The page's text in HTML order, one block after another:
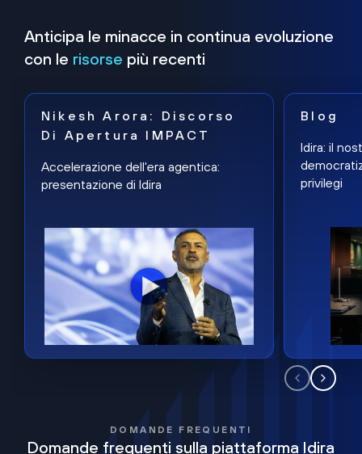
Anticipa le minacce in continua evoluzione
con le risorse più recenti
Nikesh Arora: Discorso
Di Apertura IMPACT
Accelerazione dell'era agentica:
presentazione di Idira
Blog
Idira: il
privilegi
DOMANDE FREQUENTI
Domande frequenti sulla piattaforma Idira